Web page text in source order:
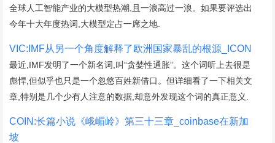
全球人工智能产业的大模型热潮,且一浪高过一浪。如果要评选出
今年十大年度热词,大模型定占一席之地.
VIC:IMF从另一个角度解释了欧洲国家暴乱的根源_ICON
最近,IMF发明了一个新名词,叫“贪婪性通胀”。这个词听上去很是
彪悍,但似乎也只是一个忽悠百姓新借口。但详细看了一下相关文
章,特别是几个少有人注意的数据,却意外发现这个词的真正意义.
COIN:长篇小说《峨嵋岭》第三十三章_coinbase在新加
坡